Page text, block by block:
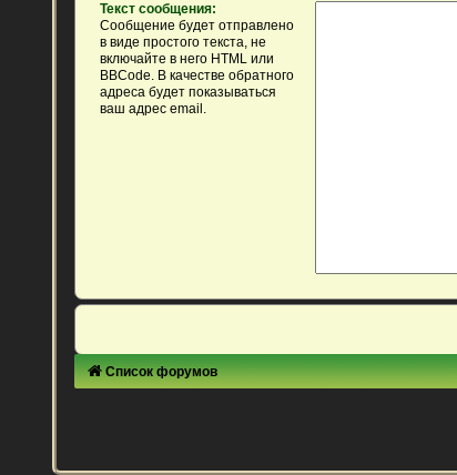
Текст сообщения:
Сообщение будет отправлено
в виде простого текста, не
включайте в него HTML или
BBCode. В качестве обратного
адреса будет показываться
ваш адрес email.
Список форумов